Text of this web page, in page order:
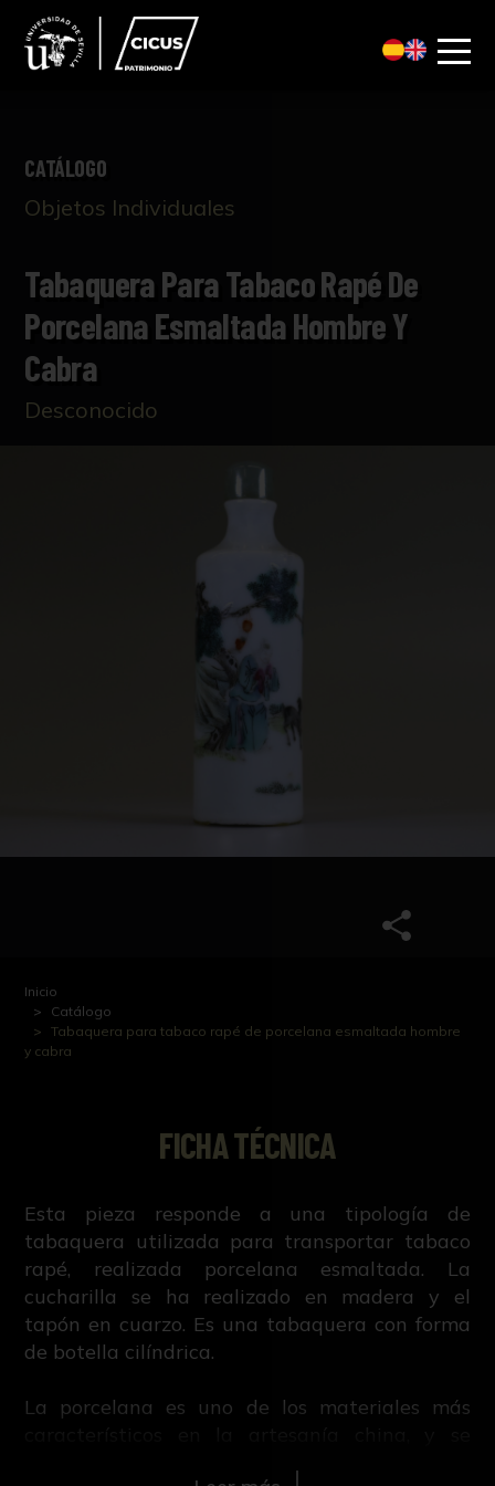
CATÁLOGO
Objetos Individuales
Tabaquera Para Tabaco Rapé De
Porcelana Esmaltada Hombre Y
Cabra
Desconocido
Inicio
Catálogo
Tabaquera para tabaco rapé de porcelana esmaltada hombre
y cabra
FICHA TÉCNICA
Esta pieza responde a una tipología de
tabaquera utilizada para transportar tabaco
rapé, realizada porcelana esmaltada. La
cucharilla se ha realizado en madera y el
tapón en cuarzo. Es una tabaquera con forma
de botella cilíndrica.
La porcelana es uno de los materiales más